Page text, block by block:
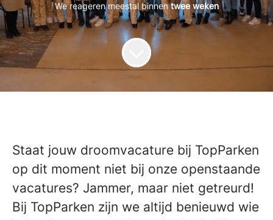
We reageren meestal binnentwee weken
Staat jouw droomvacature bij TopParken
op dit moment niet bij onze openstaande
vacatures? Jammer, maar niet getreurd!
Bij TopParken zijn we altijd benieuwd wie